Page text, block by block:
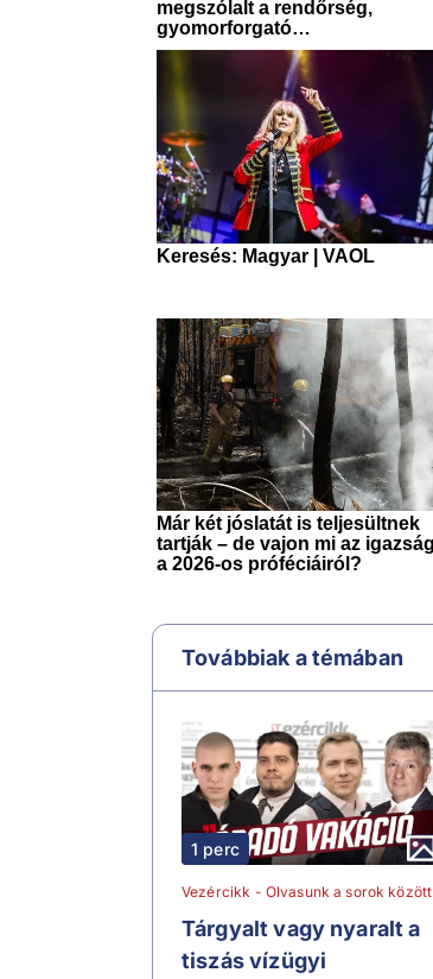
Továbbiak a témában
1 perc
Vezércikk - Olvasunk a sorok között
Tárgyalt vagy nyaralt a
tiszás vízügyi